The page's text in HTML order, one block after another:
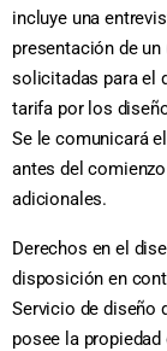
incluye una
presentación de
solicitadas para el
tarifa por los
Se le comunicará
antes del
adicionales.
Derechos en el
disposición en
Servicio de diseño
posee la